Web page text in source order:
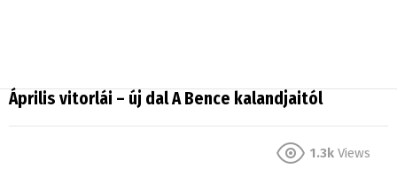
Április vitorlái – új dal A Bence kalandjaitól
1.3k Views